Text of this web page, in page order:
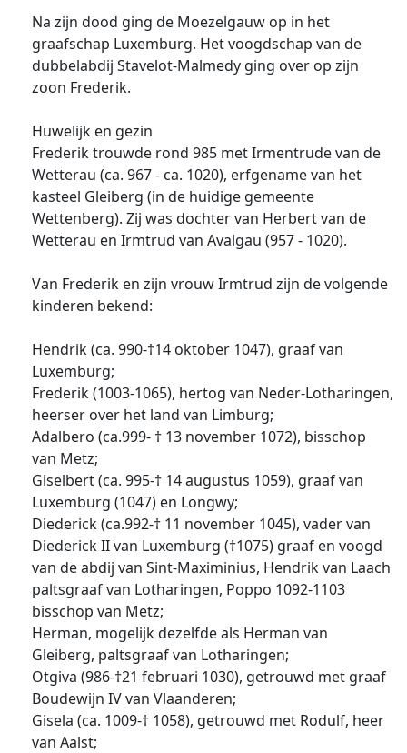
Na zijn dood ging de Moezelgauw op in het
graafschap Luxemburg. Het voogdschap van de
dubbelabdij Stavelot-Malmedy ging over op zijn
zoon Frederik.
Huwelijk en gezin
Frederik trouwde rond 985 met Irmentrude van de
Wetterau (ca. 967 - ca. 1020), erfgename van het
kasteel Gleiberg (in de huidige gemeente
Wettenberg). Zij was dochter van Herbert van de
Wetterau en Irmtrud van Avalgau (957 - 1020).
Van Frederik en zijn vrouw Irmtrud zijn de volgende
kinderen bekend:
Hendrik (ca. 990-†14 oktober 1047), graaf van
Luxemburg;
Frederik (1003-1065), hertog van Neder-Lotharingen,
heerser over het land van Limburg;
Adalbero (ca.999- † 13 november 1072), bisschop
van Metz;
Giselbert (ca. 995-† 14 augustus 1059), graaf van
Luxemburg (1047) en Longwy;
Diederick (ca.992-† 11 november 1045), vader van
Diederick II van Luxemburg (†1075) graaf en voogd
van de abdij van Sint-Maximinius, Hendrik van Laach
paltsgraaf van Lotharingen, Poppo 1092-1103
bisschop van Metz;
Herman, mogelijk dezelfde als Herman van
Gleiberg, paltsgraaf van Lotharingen;
Otgiva (986-†21 februari 1030), getrouwd met graaf
Boudewijn IV van Vlaanderen;
Gisela (ca. 1009-† 1058), getrouwd met Rodulf, heer
van Aalst;